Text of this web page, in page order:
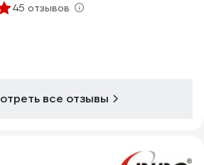
45 отзывов
все отзывы